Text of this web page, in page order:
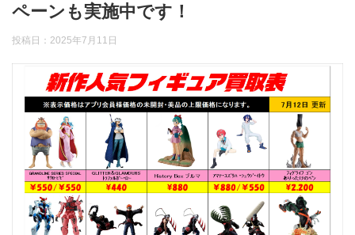
ペーンも実施中です！
投稿日： 2025年7月11日